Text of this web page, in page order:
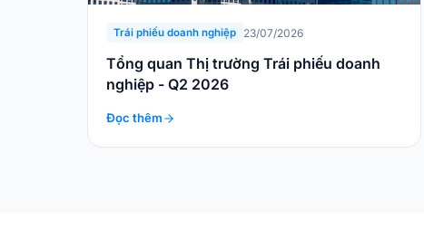
Trái phiếu doanh nghiệp 23/07/2026
Tổng quan Thị trường Trái phiếu doanh
nghiệp - Q2 2026
Đọc thêm